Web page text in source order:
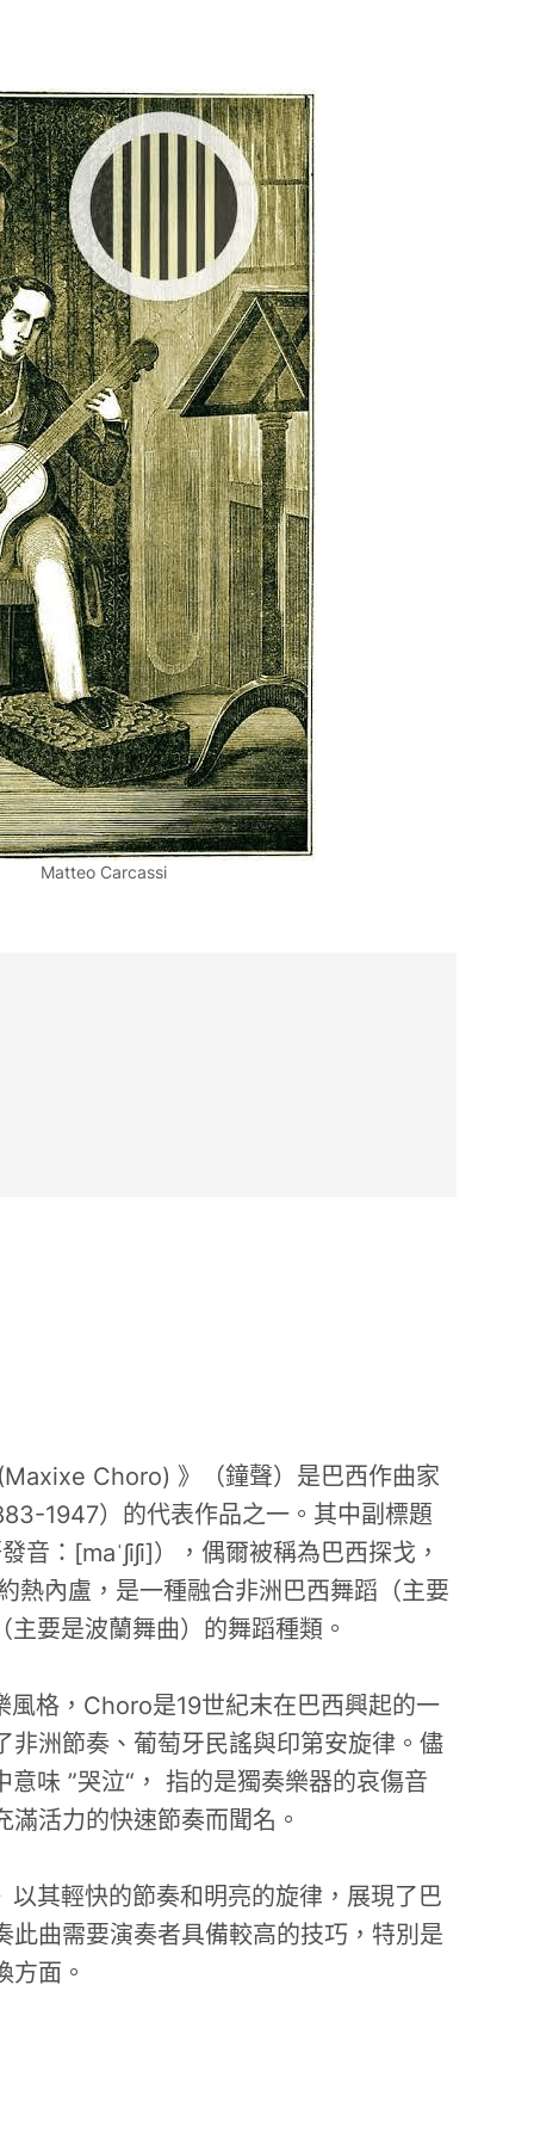
Matteo Carcassi
Choro) 》（鐘聲）是巴西作曲家
1947）的代表作品之一。其中副標題
音：[maˈʃiʃi]），偶爾被稱為巴西探戈，
熱內盧，是一種融合非洲巴西舞蹈（主要
要是波蘭舞曲）的舞蹈種類。
格，Choro是19世紀末在巴西興起的一
非洲節奏、葡萄牙民謠與印第安旋律。儘
意味 ”哭泣“， 指的是獨奏樂器的哀傷音
活力的快速節奏而聞名。
其輕快的節奏和明亮的旋律，展現了巴
此曲需要演奏者具備較高的技巧，特別是
方面。